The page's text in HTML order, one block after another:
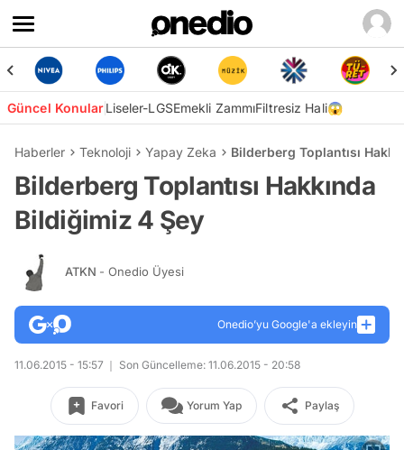
Güncel KonularLiseler-LGSEmekli ZammıFiltresiz Hali😱
Haberler Teknoloji Yapay Zeka Bilderberg Toplantısı
Bilderberg Toplantısı Hakkında
Bildiğimiz 4 Şey
ATKN - Onedio Üyesi
Onedio’yu Google'a ekleyin
11.06.2015 - 15:57 Son Güncelleme: 11.06.2015 - 20:58
Favori Yorum Yap Paylaş